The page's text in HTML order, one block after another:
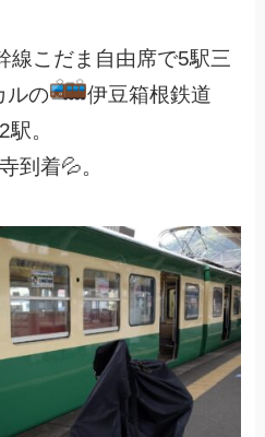
線こだま自由席で5駅三
ルの
伊豆箱根鉄道
。
到着💦。